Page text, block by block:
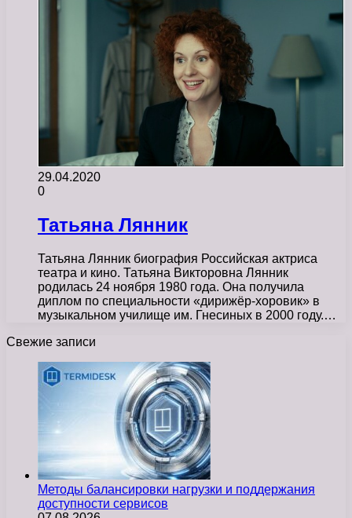
29.04.2020
0
Татьяна Лянник
Татьяна Лянник биография Российская актриса
театра и кино. Татьяна Викторовна Лянник
родилась 24 ноября 1980 года. Она получила
диплом по специальности «дирижёр-хоровик» в
музыкальном училище им. Гнесиных в 2000 году.…
Свежие записи
Методы балансировки нагрузки и поддержания
доступности сервисов